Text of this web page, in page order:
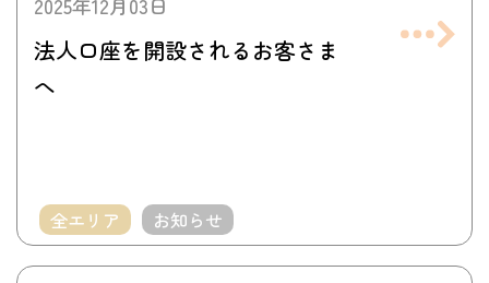
全エリア お知らせ
法人口座を開設されるお客さま
へ